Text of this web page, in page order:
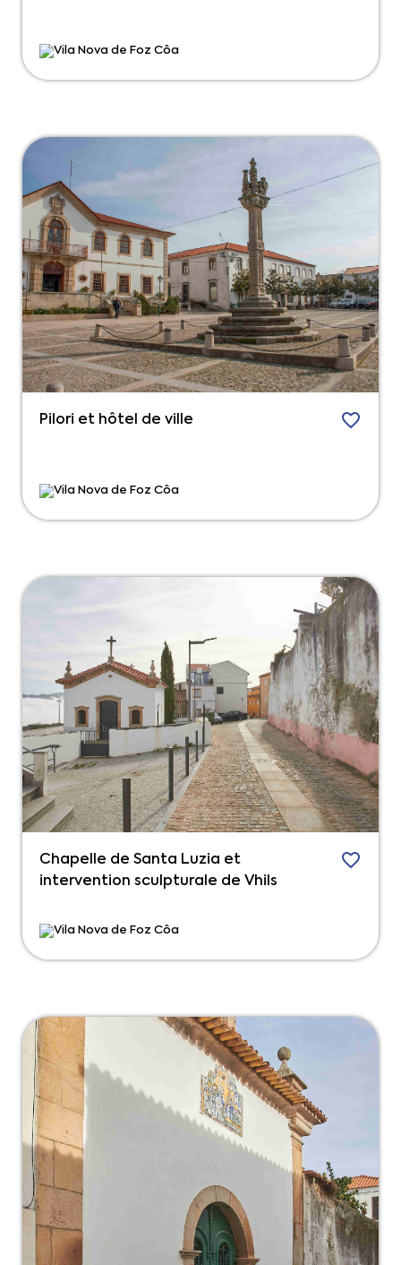
Vila Nova de Foz Côa
Pilori et hôtel de ville
Vila Nova de Foz Côa
Chapelle de Santa Luzia et
intervention sculpturale de Vhils
Vila Nova de Foz Côa